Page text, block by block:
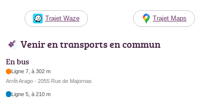
Trajet Waze Trajet Maps
Venir en transports en commun
En bus
Ligne 7, à 302 m
Arrêt Arago - 2055 Rue de Majornas
Ligne 5, à 210 m